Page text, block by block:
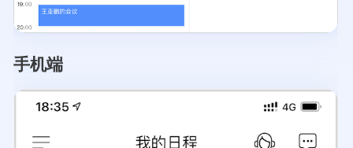
手机端